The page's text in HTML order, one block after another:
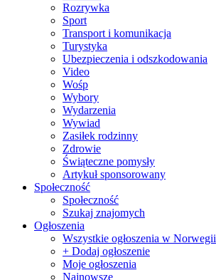
Rozrywka
Sport
Transport i komunikacja
Turystyka
Ubezpieczenia i odszkodowania
Video
Wośp
Wybory
Wydarzenia
Wywiad
Zasiłek rodzinny
Zdrowie
Świąteczne pomysły
Artykuł sponsorowany
Społeczność
Społeczność
Szukaj znajomych
Ogłoszenia
Wszystkie ogłoszenia w Norwegii
+ Dodaj ogłoszenie
Moje ogłoszenia
Najnowsze